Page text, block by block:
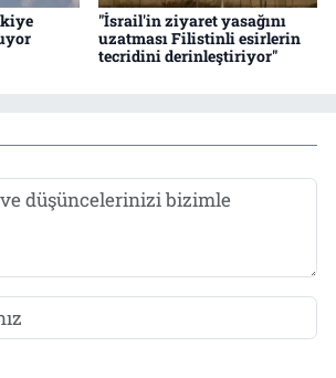
"İsrail'in ziyaret yasağını
uzatması Filistinli esirlerin
tecridini derinleştiriyor"